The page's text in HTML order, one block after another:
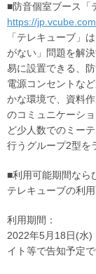
■防音個室ブース「
https://
「テレキューブ」
がない」問題を解
易に設置できる、
電源コンセントな
かな環境で、資料
のコミュニケーシ
ど少人数でのミー
行うグループ2型を
■利用可能期間なら
テレキューブの利
利用期間：
2022年5月18日(水)
イト等で告知予定で